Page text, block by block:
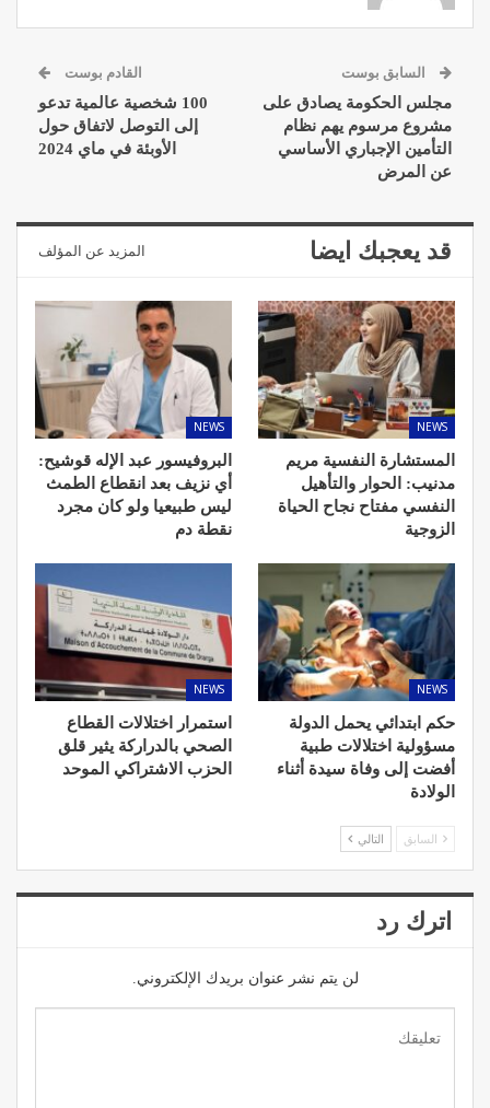
السابق بوست
مجلس الحكومة يصادق على
مشروع مرسوم يهم نظام
التأمين الإجباري الأساسي
عن المرض
القادم بوست
100 شخصية عالمية تدعو
إلى التوصل لاتفاق حول
الأوبئة في ماي 2024
قد يعجبك ايضا المزيد عن المؤلف
NEWS
المستشارة النفسية مريم
مدنيب: الحوار والتأهيل
النفسي مفتاح نجاح الحياة
الزوجية
NEWS
البروفيسور عبد الإله قوشيح:
أي نزيف بعد انقطاع الطمث
ليس طبيعيا ولو كان مجرد
نقطة دم
NEWS
حكم ابتدائي يحمل الدولة
مسؤولية اختلالات طبية
أفضت إلى وفاة سيدة أثناء
الولادة
NEWS
استمرار اختلالات القطاع
الصحي بالدراركة يثير قلق
الحزب الاشتراكي الموحد
السابق التالي
اترك رد
لن يتم نشر عنوان بريدك الإلكتروني.